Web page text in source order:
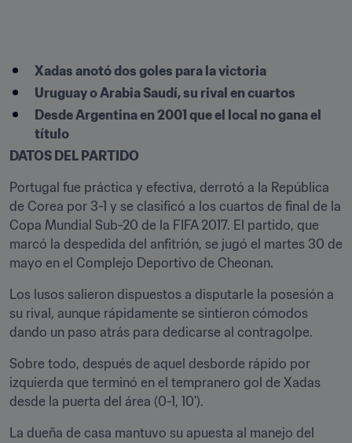
Xadas anotó dos goles para la victoria
Uruguay o Arabia Saudí, su rival en cuartos
Desde Argentina en 2001 que el local no gana el
título
DATOS DEL PARTIDO
Portugal fue práctica y efectiva, derrotó a la República
de Corea por 3-1 y se clasificó a los cuartos de final de la
Copa Mundial Sub-20 de la FIFA 2017. El partido, que
marcó la despedida del anfitrión, se jugó el martes 30 de
mayo en el Complejo Deportivo de Cheonan.
Los lusos salieron dispuestos a disputarle la posesión a
su rival, aunque rápidamente se sintieron cómodos
dando un paso atrás para dedicarse al contragolpe.
Sobre todo, después de aquel desborde rápido por
izquierda que terminó en el tempranero gol de Xadas
desde la puerta del área (0-1, 10').
La dueña de casa mantuvo su apuesta al manejo del